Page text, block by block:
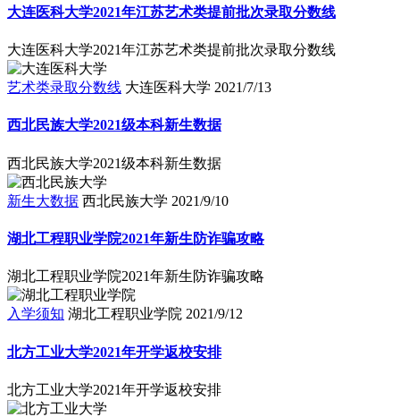
大连医科大学2021年江苏艺术类提前批次录取分数线
大连医科大学2021年江苏艺术类提前批次录取分数线
艺术类录取分数线 大连医科大学 2021/7/13
西北民族大学2021级本科新生数据
西北民族大学2021级本科新生数据
新生大数据 西北民族大学 2021/9/10
湖北工程职业学院2021年新生防诈骗攻略
湖北工程职业学院2021年新生防诈骗攻略
入学须知 湖北工程职业学院 2021/9/12
北方工业大学2021年开学返校安排
北方工业大学2021年开学返校安排